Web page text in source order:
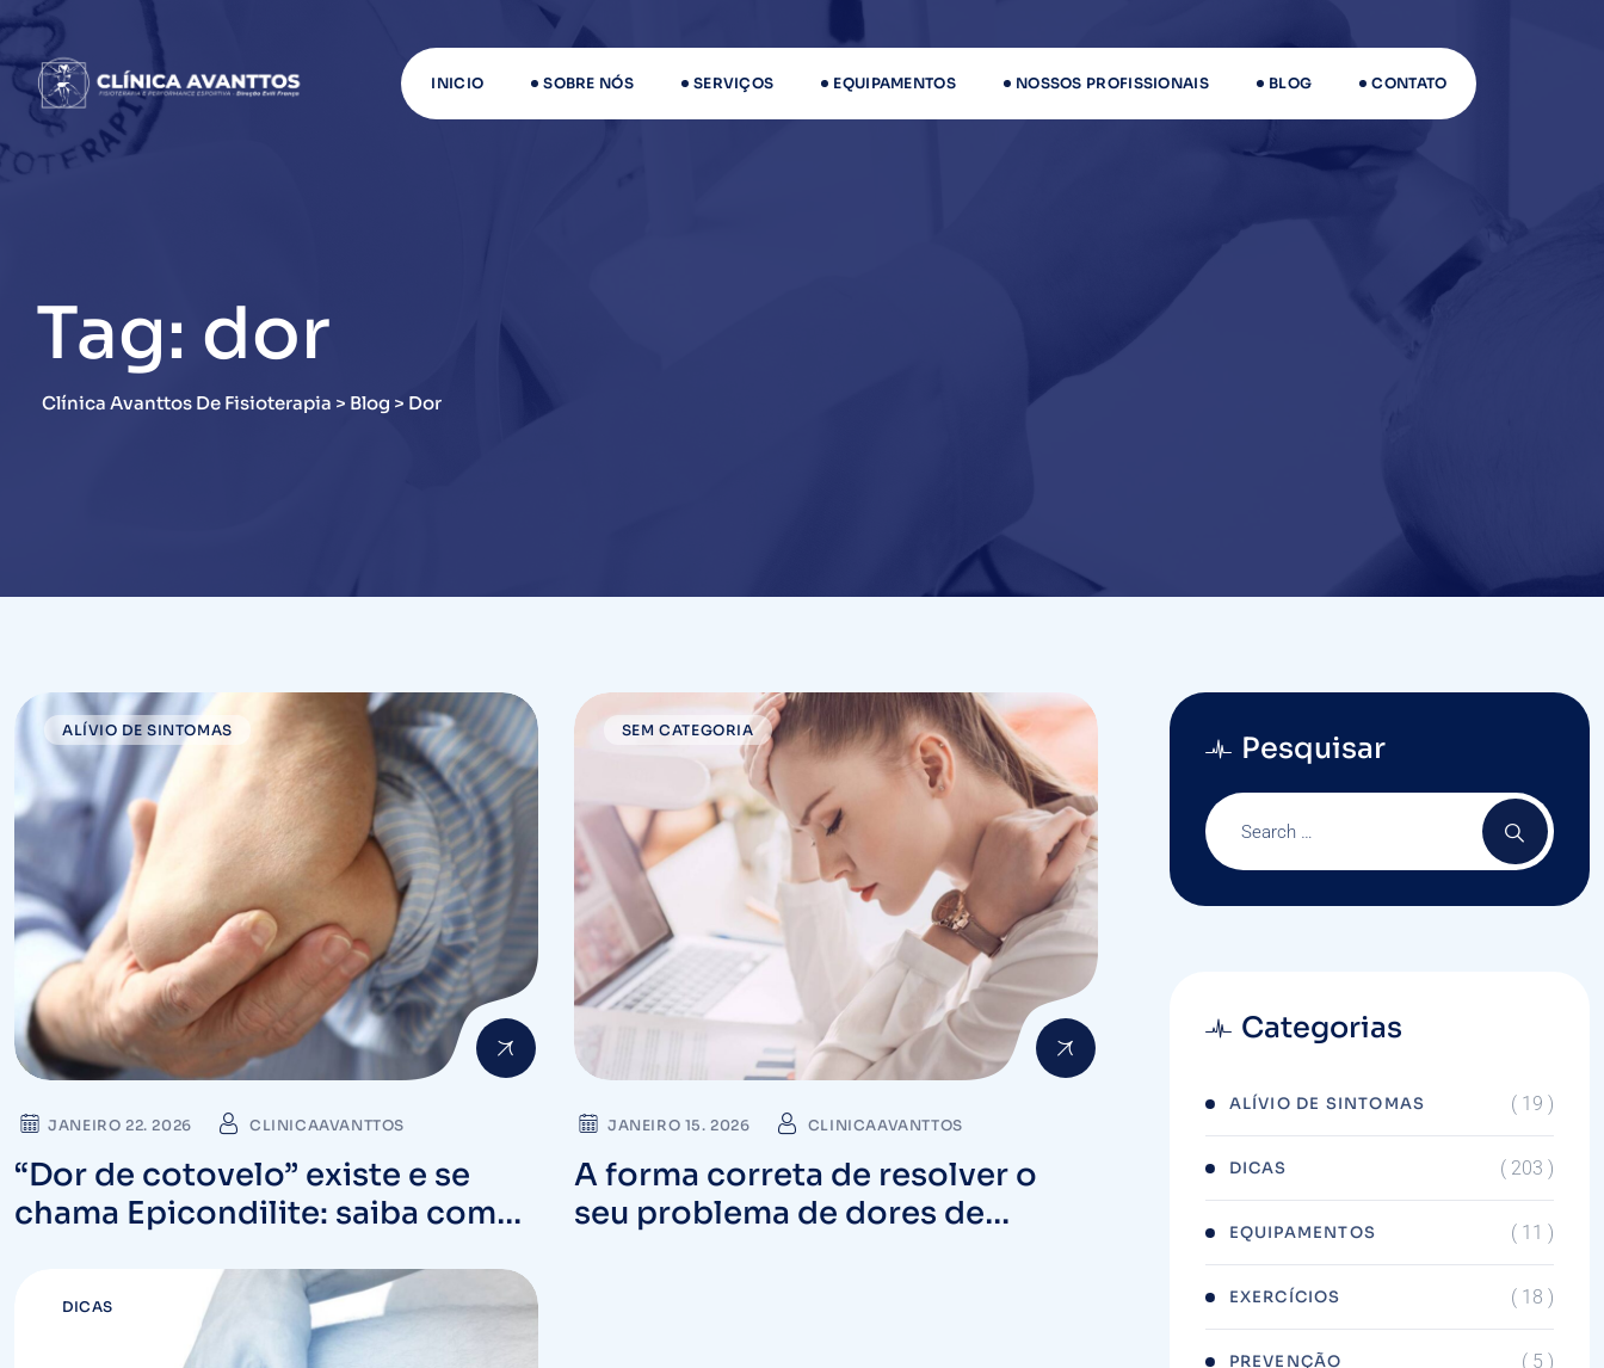
Skip
to
content
INICIO SOBRE NÓS SERVIÇOS EQUIPAMENTOS NOSSOS PROFISSIONAIS BLOG CONTATO
Tag: dor
Clínica Avanttos De Fisioterapia > Blog > Dor
ALÍVIO DE SINTOMAS
JANEIRO 22. 2026 CLINICAAVANTTOS
“Dor de cotovelo” existe e se
chama Epicondilite: saiba como
SEM CATEGORIA
JANEIRO 15. 2026 CLINICAAVANTTOS
A forma correta de resolver o
seu problema de dores de
DICAS
Pesquisar
Categorias
ALÍVIO DE SINTOMAS ( 19 )
DICAS ( 203 )
EQUIPAMENTOS ( 11 )
EXERCÍCIOS ( 18 )
PREVENÇÃO ( 5 )